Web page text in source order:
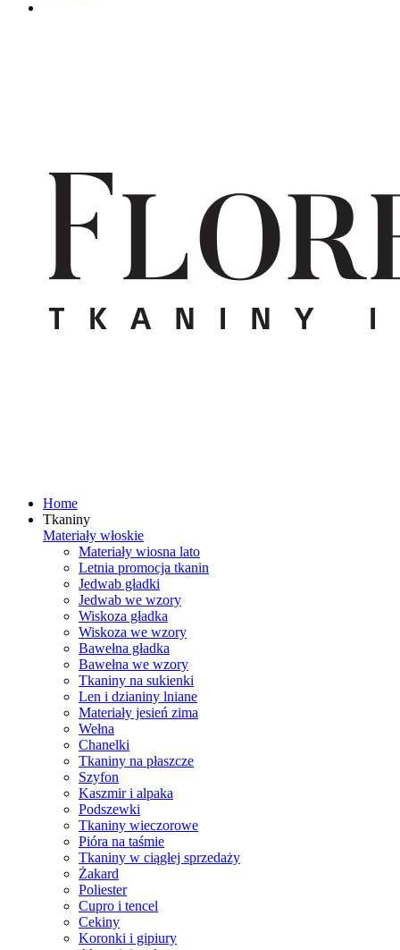
Home
Tkaniny
Materiały włoskie
Materiały wiosna lato
Letnia promocja tkanin
Jedwab gładki
Jedwab we wzory
Wiskoza gładka
Wiskoza we wzory
Bawełna gładka
Bawełna we wzory
Tkaniny na sukienki
Len i dzianiny lniane
Materiały jesień zima
Wełna
Chanelki
Tkaniny na płaszcze
Szyfon
Kaszmir i alpaka
Podszewki
Tkaniny wieczorowe
Pióra na taśmie
Tkaniny w ciągłej sprzedaży
Żakard
Poliester
Cupro i tencel
Cekiny
Koronki i gipiury